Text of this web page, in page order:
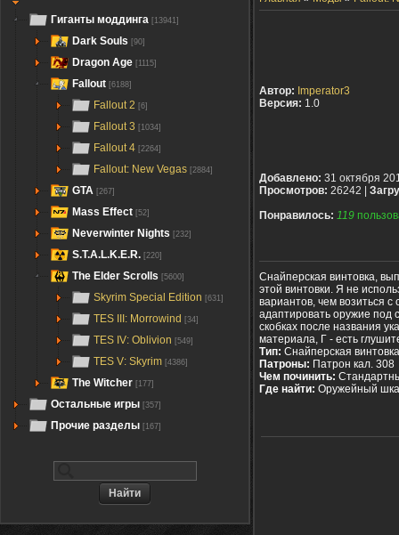
Гиганты моддинга [13941]
Dark Souls [90]
Dragon Age [1115]
Fallout [6188]
Fallout 2 [6]
Fallout 3 [1034]
Fallout 4 [2264]
Fallout: New Vegas [2884]
GTA [267]
Mass Effect [52]
Neverwinter Nights [232]
S.T.A.L.K.E.R. [220]
The Elder Scrolls [5600]
Skyrim Special Edition [631]
TES III: Morrowind [34]
TES IV: Oblivion [549]
TES V: Skyrim [4386]
The Witcher [177]
Остальные игры [357]
Прочие разделы [167]
Автор: Imperator3
Версия: 1.0
Добавлено: 31 октября
Просмотров: 26242 |
Понравилось: 119
Снайперская винтовка,
этой винтовки. Я не
вариантов, чем возиться
адаптировать оружие под
скобках после названия
материала, Г - есть
Тип: Снайперская винтовка
Патроны: Патрон кал. 308
Чем починить:
Где найти: Оружейный